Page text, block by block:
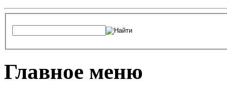
Главное меню